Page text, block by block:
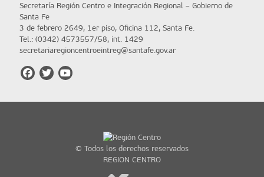
Secretaría Región Centro e Integración Regional – Gobierno de
Santa Fe
3 de febrero 2649, 1er piso, Oficina 112, Santa Fe.
Tel.: (0342) 4573557/58, int. 1429
secretariaregioncentroeintreg@santafe.gov.ar
© Todos los derechos reservados
REGION CENTRO